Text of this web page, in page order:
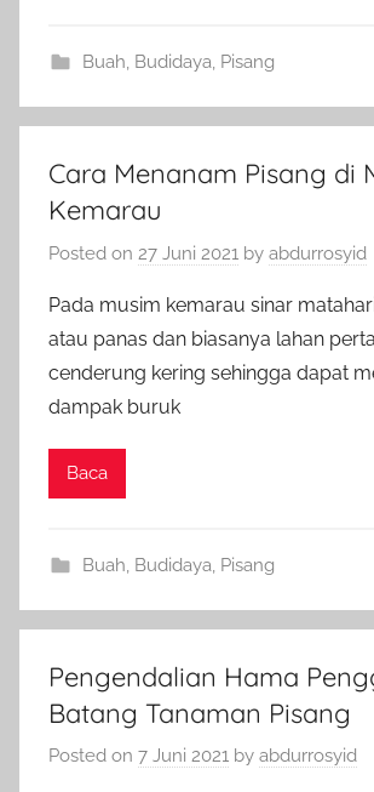
Buah, Budidaya, Pisang
Cara Menanam Pisang di
Kemarau
Posted on 27 Juni 2021 by abdurrosyid
Pada musim kemarau sinar
atau panas dan biasanya lahan
cenderung kering sehingga dapat
dampak buruk
Baca
Buah Budidaya Pisang
Pengendalian Hama
Batang Tanaman Pisang
Posted on 7 Juni 2021 by abdurrosyid